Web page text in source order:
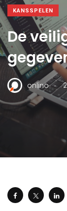
KANSSPELEN
De
onlino .